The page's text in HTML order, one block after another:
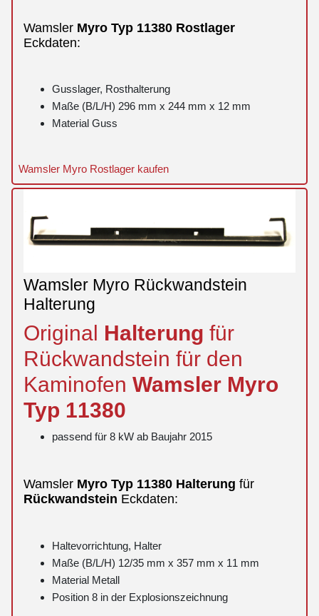
Wamsler Myro Typ 11380 Rostlager
Eckdaten:
Gusslager, Rosthalterung
Maße (B/L/H) 296 mm x 244 mm x 12 mm
Material Guss
Wamsler Myro Rostlager kaufen
Wamsler Myro Rückwandstein
Halterung
Original Halterung für
Rückwandstein für den
Kaminofen Wamsler Myro
Typ 11380
passend für 8 kW ab Baujahr 2015
Wamsler Myro Typ 11380 Halterung für
Rückwandstein Eckdaten:
Haltevorrichtung, Halter
Maße (B/L/H) 12/35 mm x 357 mm x 11 mm
Material Metall
Position 8 in der Explosionszeichnung